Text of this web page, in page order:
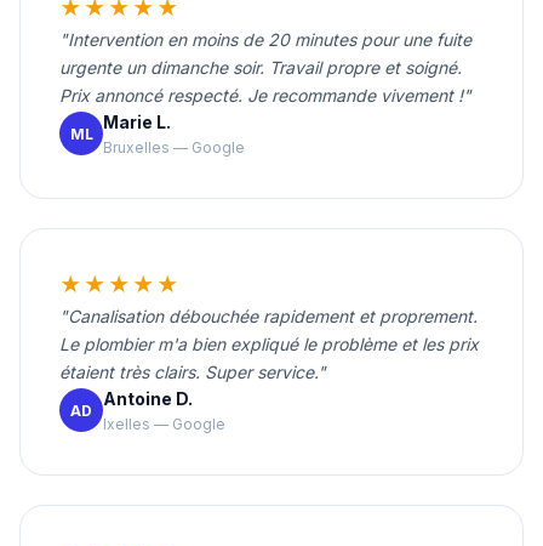
★★★★★
"Intervention en moins de 20 minutes pour une fuite
urgente un dimanche soir. Travail propre et soigné.
Prix annoncé respecté. Je recommande vivement !"
ML
Marie L.
Bruxelles — Google
★★★★★
"Canalisation débouchée rapidement et proprement.
Le plombier m'a bien expliqué le problème et les prix
étaient très clairs. Super service."
AD
Antoine D.
Ixelles — Google